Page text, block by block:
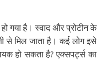
गया है। स्वाद और प्रोटीन के
से मिल जाता है। कई लोग इसे
हो सकता है? एक्सपर्ट्स का